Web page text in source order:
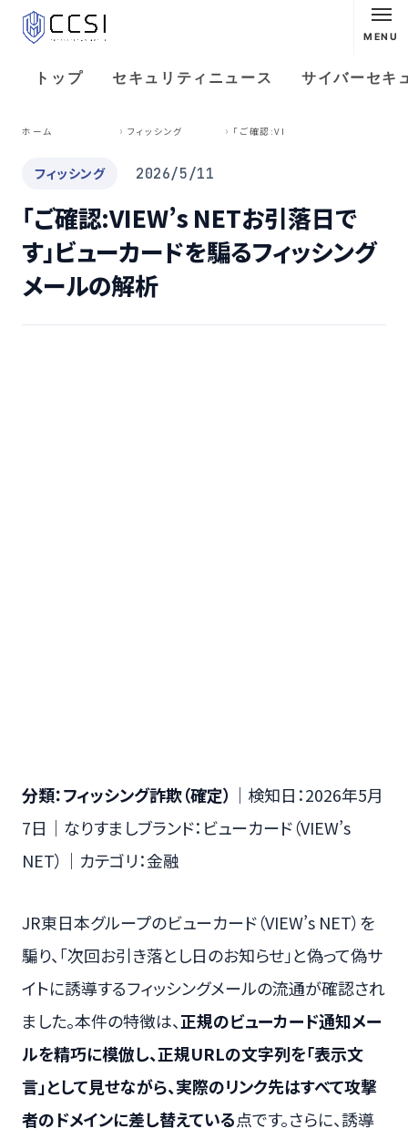
MENU
トップ セキュリティニュース サイバーセキ
ホーム フィッシング
フィッシング 2026/5/11
「ご確認:VIEW’s NETお引落日で
す」ビューカードを騙るフィッシング
メールの解析
分類：フィッシング詐欺（確定） ｜検知日：2026年5月
7日｜なりすましブランド：ビューカード（VIEW’s
NET）｜カテゴリ：金融
JR東日本グループのビューカード（VIEW’s NET）を
騙り、「次回お引き落とし日のお知らせ」と偽って偽サ
イトに誘導するフィッシングメールの流通が確認され
ました。本件の特徴は、正規のビューカード通知メー
ルを精巧に模倣し、正規URLの文字列を「表示文
言」として見せながら、実際のリンク先はすべて攻撃
者のドメインに差し替えている点です。さらに、誘導